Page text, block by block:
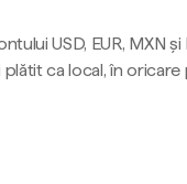
USD, EUR, MXN
ca local, în oricare